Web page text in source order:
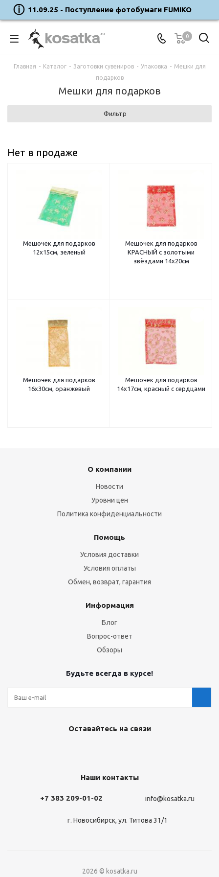
11.09.25 - Поступление фотобумаги FUMIKO
0
Главная - Каталог - Заготовки сувениров - Упаковка - Мешки для
подарков
Мешки для подарков
Фильтр
Нет в продаже
Мешочек для подарков
12х15см, зеленый
Мешочек для подарков
КРАСНЫЙ с золотыми
звёздами 14x20см
Мешочек для подарков
16х30см, оранжевый
Мешочек для подарков
14х17см, красный с сердцами
О компании
Новости
Уровни цен
Политика конфиденциальности
Помощь
Условия доставки
Условия оплаты
Обмен, возврат, гарантия
Информация
Блог
Вопрос-ответ
Обзоры
Будьте всегда в курсе!
Оставайтесь на связи
Наши контакты
+7 383 209-01-02 info@kosatka.ru
г. Новосибирск, ул. Титова 31/1
2026 © kosatka.ru